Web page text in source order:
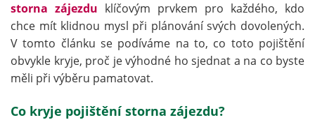
storna zájezdu klíčovým prvkem pro každého, kdo
chce mít klidnou mysl při plánování svých dovolených.
V tomto článku se podíváme na to, co toto pojištění
obvykle kryje, proč je výhodné ho sjednat a na co byste
měli při výběru pamatovat.
Co kryje pojištění storna zájezdu?